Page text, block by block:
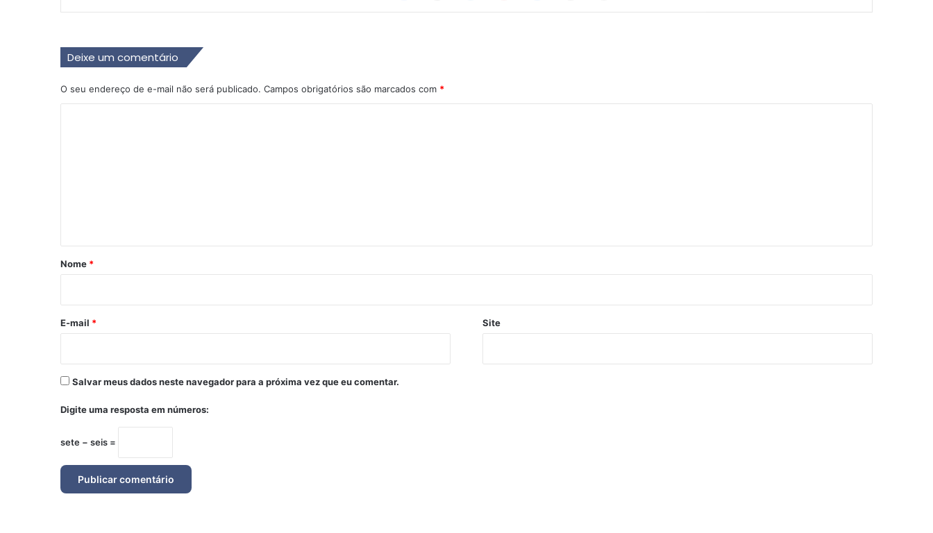
Deixe um comentário
O seu endereço de e-mail não será publicado. Campos obrigatórios são marcados com *
r
*
Nome *
E-mail * Site
Salvar meus dados neste navegador para a próxima vez que eu comentar.
Digite uma resposta em números:
sete − seis =